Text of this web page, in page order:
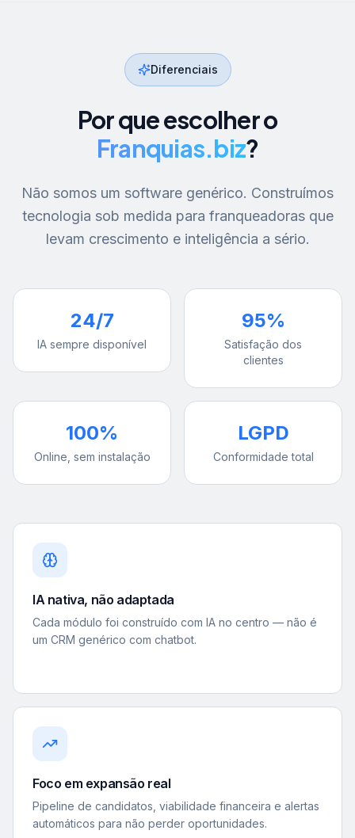
Diferenciais
Por que escolher o
Franquias.biz?
Não somos um software genérico. Construímos
tecnologia sob medida para franqueadoras que
levam crescimento e inteligência a sério.
24/7
IA sempre disponível
95%
Satisfação dos
clientes
100%
Online, sem instalação
LGPD
Conformidade total
IA nativa, não adaptada
Cada módulo foi construído com IA no centro — não é
um CRM genérico com chatbot.
Foco em expansão real
Pipeline de candidatos, viabilidade financeira e alertas
automáticos para não perder oportunidades.